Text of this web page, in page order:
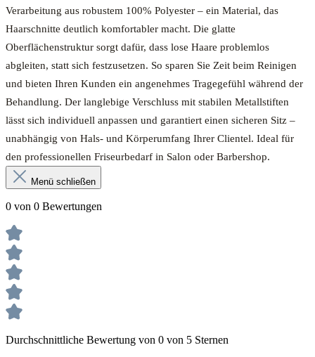
Verarbeitung aus robustem 100% Polyester – ein Material, das
Haarschnitte deutlich komfortabler macht. Die glatte
Oberflächenstruktur sorgt dafür, dass lose Haare problemlos
abgleiten, statt sich festzusetzen. So sparen Sie Zeit beim Reinigen
und bieten Ihren Kunden ein angenehmes Tragegefühl während der
Behandlung. Der langlebige Verschluss mit stabilen Metallstiften
lässt sich individuell anpassen und garantiert einen sicheren Sitz –
unabhängig von Hals- und Körperumfang Ihrer Clientel. Ideal für
den professionellen Friseurbedarf in Salon oder Barbershop.
Menü schließen
0 von 0 Bewertungen
Durchschnittliche Bewertung von 0 von 5 Sternen